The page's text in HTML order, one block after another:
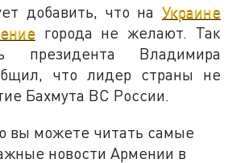
добавить, что на Украине
города не желают. Так
президента Владимира
что лидер страны не
Бахмута ВС России.
вы можете читать самые
новости Армении в